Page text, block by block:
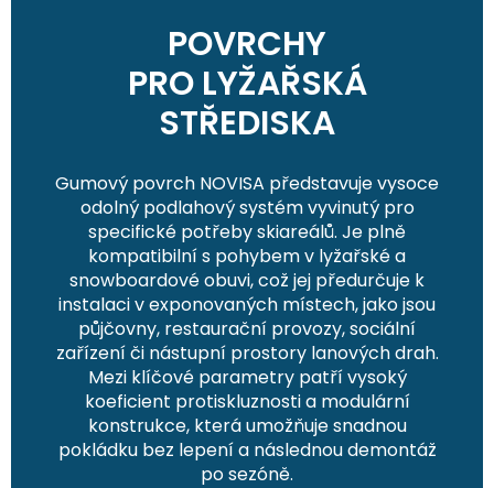
POVRCHY
PRO LYŽAŘSKÁ
STŘEDISKA
Gumový povrch NOVISA představuje vysoce
odolný podlahový systém vyvinutý pro
specifické potřeby skiareálů. Je plně
kompatibilní s pohybem v lyžařské a
snowboardové obuvi, což jej předurčuje k
instalaci v exponovaných místech, jako jsou
půjčovny, restaurační provozy, sociální
zařízení či nástupní prostory lanových drah.
Mezi klíčové parametry patří vysoký
koeficient protiskluznosti a modulární
konstrukce, která umožňuje snadnou
pokládku bez lepení a následnou demontáž
po sezóně.